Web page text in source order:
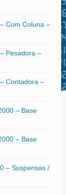
Com Coluna –
Pesadora –
Contadora –
– Base
– Base
– Suspensas /